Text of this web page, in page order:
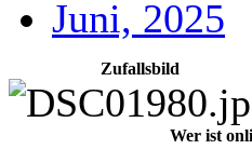
Juni, 2025
Zufallsbild
Wer ist